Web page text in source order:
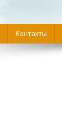
Контакты